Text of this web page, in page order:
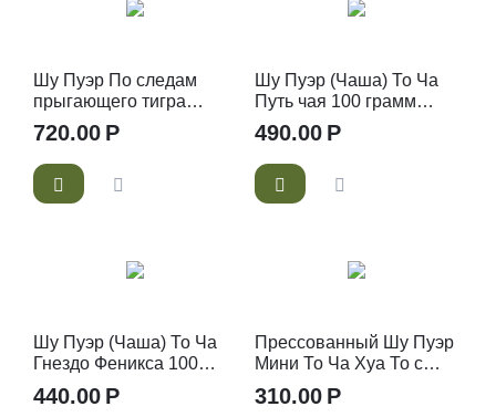
Шу Пуэр По следам
прыгающего тигра
(Блин) 315-357 гр 2018
год
720.00 Р
Шу Пуэр (Чаша) То Ча
Путь чая 100 грамм
2020 год
490.00 Р
Шу Пуэр (Чаша) То Ча
Гнездо Феникса 100
грамм Фабрика Лао
Цанг
440.00 Р
Прессованный Шу Пуэр
Мини То Ча Хуа То с
хризантемой 50 гр
310.00 Р